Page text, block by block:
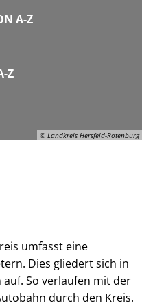
© Landkreis Hersfeld-Rotenburg
© Landkreis Hersfeld-Rotenburg
A-Z
Z
umfasst eine
Dies gliedert sich in
So verlaufen mit der
durch den Kreis.